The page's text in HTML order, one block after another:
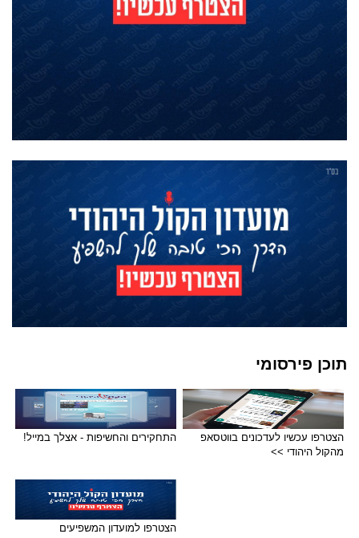
תוכן פירסומי
הצטרפו עכשיו לעדכונים בווטסאפ
מהקול היהודי >>
התחקירים והחשיפות - אצלך במייל!
הצטרפו למועדון המשפיעים